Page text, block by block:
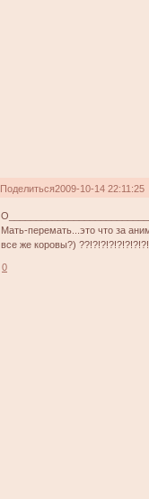
Поделиться2009-10-14 22:11:25
Мать-перемать...это что за
все же коровы?)
0